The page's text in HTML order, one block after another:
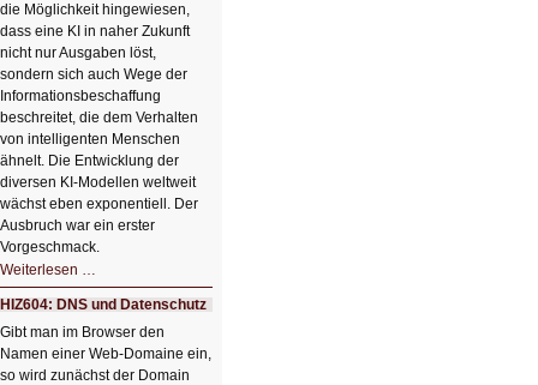
die Möglichkeit hingewiesen,
dass eine KI in naher Zukunft
nicht nur Ausgaben löst,
sondern sich auch Wege der
Informationsbeschaffung
beschreitet, die dem Verhalten
von intelligenten Menschen
ähnelt. Die Entwicklung der
diversen KI-Modellen weltweit
wächst eben exponentiell. Der
Ausbruch war ein erster
Vorgeschmack.
Weiterlesen …
Der
Ausbruch
der
KI
HIZ604: DNS und Datenschutz
Gibt man im Browser den
Namen einer Web-Domaine ein,
so wird zunächst der Domain